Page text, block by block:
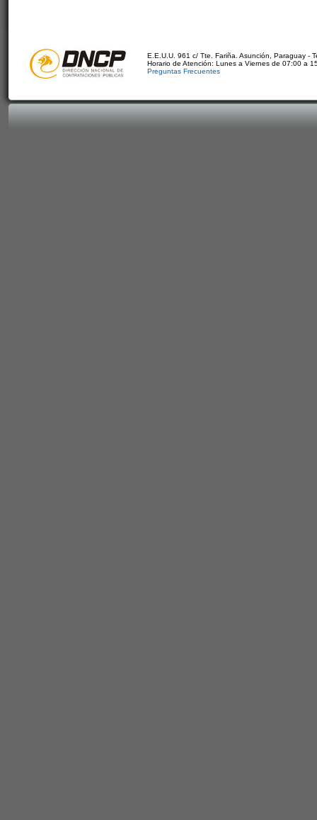
E.E.U.U. 961 c/ Tte. Fariña. Asunción, Paraguay -
Horario de Atención: Lunes a Viernes de 07:00 a
Preguntas Frecuentes